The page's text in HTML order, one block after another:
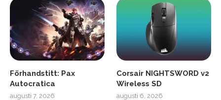
Förhandstitt: Pax
Autocratica
augusti 7, 2026
Corsair NIGHTSWORD v2
Wireless SD
augusti 6, 2026